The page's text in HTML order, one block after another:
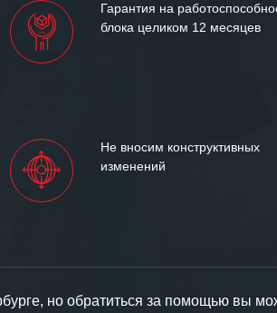
успеха и процветания.
Гарантия на
блока целиком 12 месяцев
Не вносим конструктивных
изменений
но обратиться за помощью вы